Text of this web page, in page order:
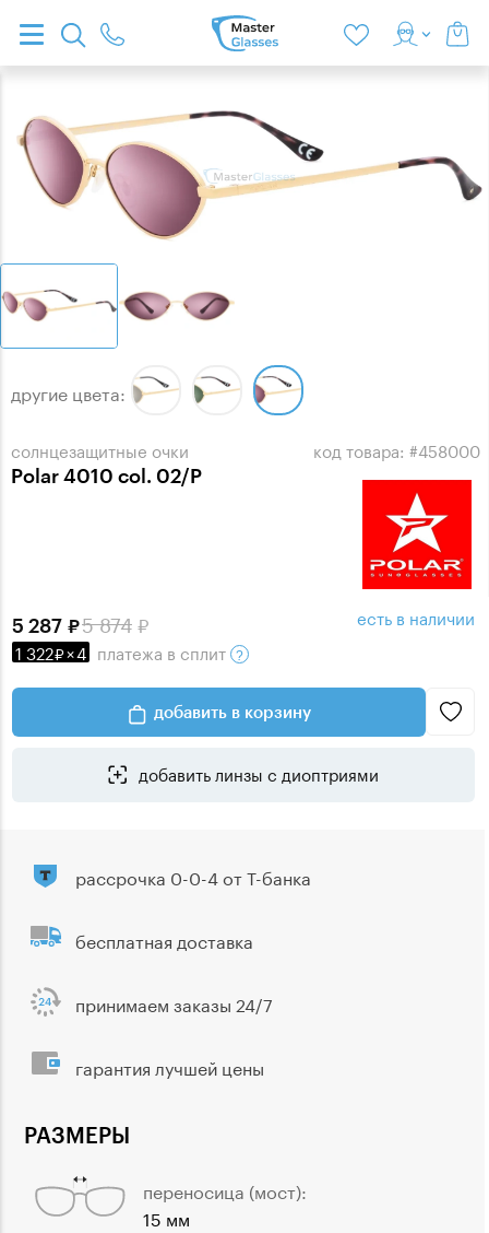
солнцезащитные очки
Polar 4010 col. 02/P
код товара: #458000
другие цвета:
5 874
5 287
1 322 ×4 платежа в сплит
есть в наличии
добавить в корзину
добавить линзы с диоптриями
РАЗМЕРЫ
переносица (мост):
15 мм
рассрочка 0-0-4 от Т-банка
бесплатная доставка
принимаем заказы 24/7
гарантия лучшей цены